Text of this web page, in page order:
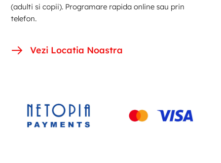
(adulti si copii). Programare rapida online sau prin
telefon.
Vezi Locatia Noastra